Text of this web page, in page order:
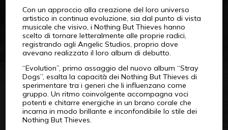
Con un approccio alla creazione del loro universo
artistico in continua evoluzione, sia dal punto di vista
musicale che visivo, i Nothing But Thieves hanno
scelto di tornare letteralmente alle proprie radici,
registrando agli Angelic Studios, proprio dove
avevano realizzato il loro album di debutto.
“Evolution”, primo assaggio del nuovo album “Stray
Dogs”, esalta la capacità dei Nothing But Thieves di
sperimentare tra i generi che li influenzano come
gruppo. Un ritmo coinvolgente accompagna voci
potenti e chitarre energiche in un brano corale che
incarna in modo brillante e inconfondibile lo stile dei
Nothing But Thieves.